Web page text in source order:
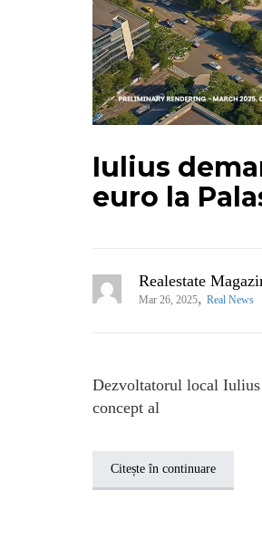
Iulius
euro la
Realestate
Mar 26, 2025, Real News
Dezvoltatorul local Iulius
concept al
Citește în continuare